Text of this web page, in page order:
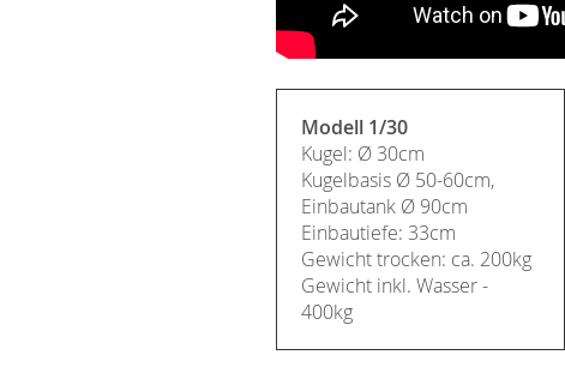
Modell 1/30
Kugel: Ø 30cm
Kugelbasis Ø 50-60cm,
Einbautank Ø 90cm
Einbautiefe: 33cm
Gewicht trocken: ca. 200kg
Gewicht inkl. Wasser -
400kg